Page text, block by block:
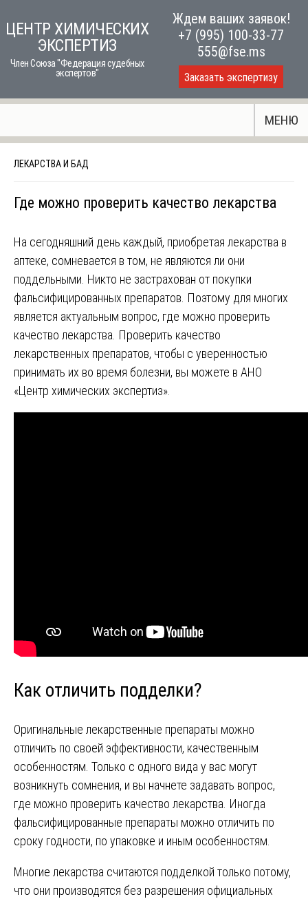
toЦЕНТР ХИМИЧЕСКИХ
ЭКСПЕРТИЗ
Член Союза "Федерация судебных
экспертов"
Ждем ваших заявок!
+7 (995) 100-33-77
555@fse.ms
Заказать экспертизу
МЕНЮ
ЛЕКАРСТВА И БАД
Где можно проверить качество лекарства
На сегодняшний день каждый, приобретая лекарства в
аптеке, сомневается в том, не являются ли они
поддельными. Никто не застрахован от покупки
фальсифицированных препаратов. Поэтому для многих
является актуальным вопрос, где можно проверить
качество лекарства. Проверить качество
лекарственных препаратов, чтобы с уверенностью
принимать их во время болезни, вы можете в АНО
«Центр химических экспертиз».
Как отличить подделки?
Оригинальные лекарственные препараты можно
отличить по своей эффективности, качественным
особенностям. Только с одного вида у вас могут
возникнуть сомнения, и вы начнете задавать вопрос,
где можно проверить качество лекарства. Иногда
фальсифицированные препараты можно отличить по
сроку годности, по упаковке и иным особенностям.
Многие лекарства считаются подделкой только потому,
что они производятся без разрешения официальных